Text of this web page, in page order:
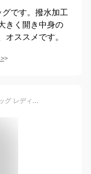
です。撥水加工
きく開き中身の
ススメです。
>
【期間限定クーポン】防水レザー トートバッグ レディース メンズ 大容量 レザー トート 本革 革 大きめ ビジネス 通勤 おしゃれ 防水 パソコン 大人 ノートpc 黒 撥水 エコ 収納 高級 ブラック 牛革 通学 ビジネスバッグ 仕切り 肩掛け 外ポケット 頑丈 自立 仕事